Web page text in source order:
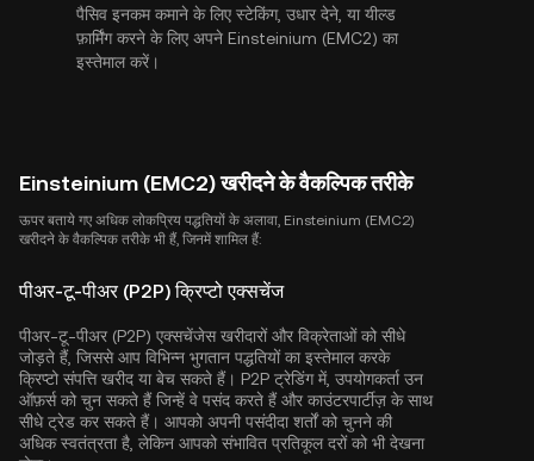
पैसिव इनकम कमाने के लिए स्टेकिंग, उधार देने, या यील्ड
फ़ार्मिंग करने के लिए अपने Einsteinium (EMC2) का
इस्तेमाल करें।
Einsteinium (EMC2) खरीदने के वैकल्पिक तरीके
ऊपर बताये गए अधिक लोकप्रिय पद्धतियों के अलावा, Einsteinium (EMC2)
खरीदने के वैकल्पिक तरीके भी हैं, जिनमें शामिल हैं:
पीअर-टू-पीअर (P2P) क्रिप्टो एक्सचेंज
पीअर-टू-पीअर (P2P) एक्सचेंजेस खरीदारों और विक्रेताओं को सीधे
जोड़ते हैं, जिससे आप विभिन्न भुगतान पद्धतियों का इस्तेमाल करके
क्रिप्टो संपत्ति खरीद या बेच सकते हैं। P2P ट्रेडिंग में, उपयोगकर्ता उन
ऑफ़र्स को चुन सकते हैं जिन्हें वे पसंद करते हैं और काउंटरपार्टीज़ के साथ
सीधे ट्रेड कर सकते हैं। आपको अपनी पसंदीदा शर्तों को चुनने की
अधिक स्वतंत्रता है, लेकिन आपको संभावित प्रतिकूल दरों को भी देखना